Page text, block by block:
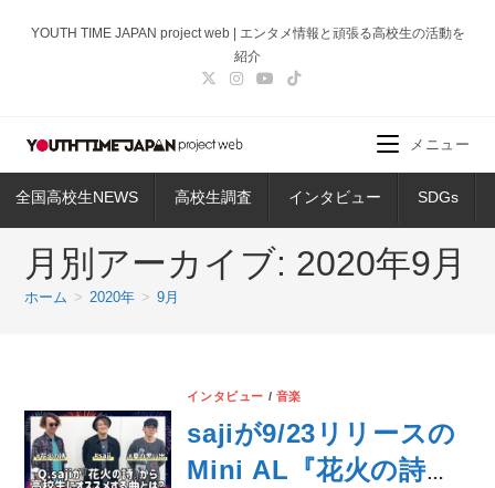
ス
ッ
YOUTH TIME JAPAN project web | エンタメ情報と頑張る高校生の活動を
紹介
全国高校生NEWS 高校生調査 インタビュー SDGs
メニュー
月別アーカイブ: 2020年9月
ホーム > 2020年 > 9月
インタビュー / 音楽
sajiが9/23リリースの
Mini AL『花火の詩』